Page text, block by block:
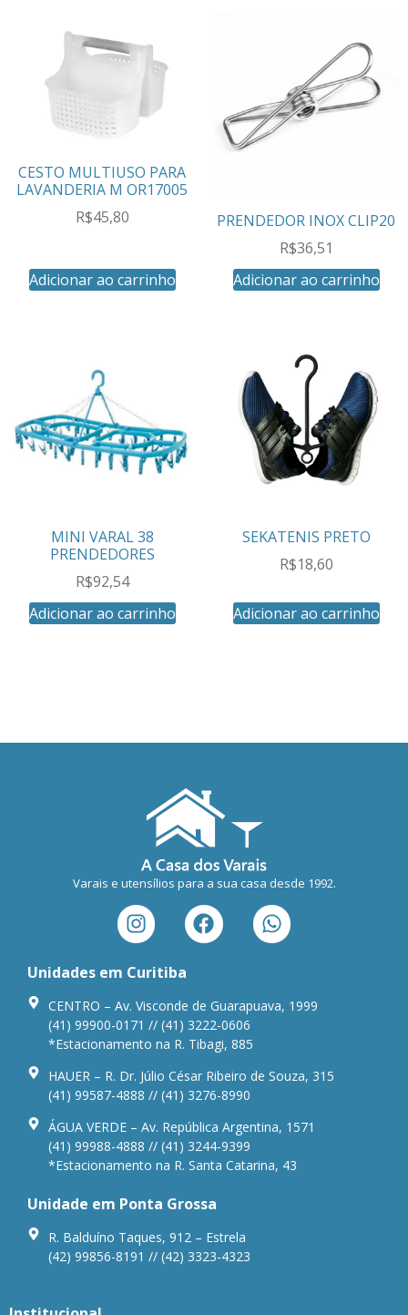
CESTO MULTIUSO PARA
LAVANDERIA M OR17005
R$45,80
Adicionar ao carrinho
PRENDEDOR INOX CLIP20
R$36,51
Adicionar ao carrinho
MINI VARAL 38
PRENDEDORES
R$92,54
Adicionar ao carrinho
SEKATENIS PRETO
R$18,60
Adicionar ao carrinho
Varais e utensílios para a sua casa desde 1992.
Unidades em Curitiba
CENTRO – Av. Visconde de Guarapuava, 1999
(41) 99900-0171 // (41) 3222-0606
*Estacionamento na R. Tibagi, 885
HAUER – R. Dr. Júlio César Ribeiro de Souza, 315
(41) 99587-4888 // (41) 3276-8990
ÁGUA VERDE – Av. República Argentina, 1571
(41) 99988-4888 // (41) 3244-9399
*Estacionamento na R. Santa Catarina, 43
Unidade em Ponta Grossa
R. Balduíno Taques, 912 – Estrela
(42) 99856-8191 // (42) 3323-4323